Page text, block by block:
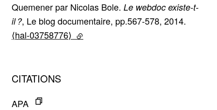
Quemener par Nicolas Bole. Le webdoc existe-t-
il ?, Le blog documentaire, pp.567-578, 2014.
⟨hal-03758776⟩ (lien externe)
CITATIONS
APA